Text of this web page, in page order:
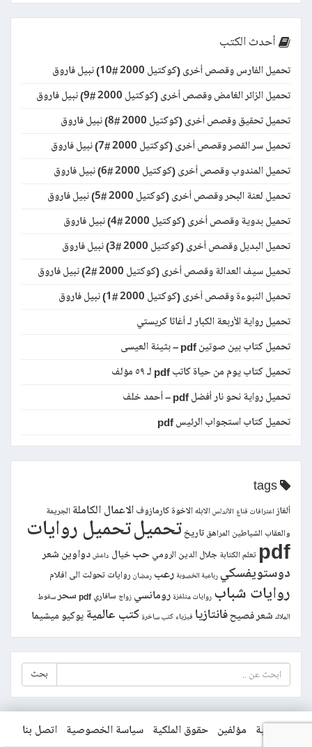
أحدث الكتب
تحميل الفارس وقصص أخرى (كوكتيل 2000 #10) نبيل فاروق
تحميل الزائر الغامض وقصص أخرى (كوكتيل 2000 #9) نبيل فاروق
تحميل تحقيق وقصص أخرى (كوكتيل 2000 #8) نبيل فاروق
تحميل سر القصر وقصص أخرى (كوكتيل 2000 #7) نبيل فاروق
تحميل المندوب وقصص أخرى (كوكتيل 2000 #6) نبيل فاروق
تحميل لعنة البحر وقصص أخرى (كوكتيل 2000 #5) نبيل فاروق
تحميل بدوية وقصص أخرى (كوكتيل 2000 #4) نبيل فاروق
تحميل البديل وقصص أخرى (كوكتيل 2000 #3) نبيل فاروق
تحميل سيف العدالة وقصص أخرى (كوكتيل 2000 #2) نبيل فاروق
تحميل النبوءة وقصص أخرى (كوكتيل 2000 #1) نبيل فاروق
تحميل رواية الأربعة الكبار لـ أغاثا كريستي
تحميل كتاب بين صوتين pdf – بثينة العيسى
تحميل كتاب يوم من حياة كاتب pdf لـ ٥٩ مؤلف
تحميل رواية نحو نار أفضل pdf – أحمد خلف
تحميل كتاب استجواب الرئيس pdf
ألغاز اعترافات قناع الأندلس الابلهالاخوة كارمازوف الاعمال الكاملة الجريمة
والعقاب الشياطين المراهق تاريختحميلتحميل روايات
pdf تعلم الكتابة جلال الدين الرومي حب خيال داعش دواوين شعر
دوستويفسكي رباعية الخصوبة رعب رمضان روايات تحولت الى افلام
روايات شباب روايات متلفزة رومانسي زواج سافاري pdf سحر سقوط
الملاك شعر فصيحفانتازيا فيزياء كتب ساخرة كتب عالمية يوكيو ميشيما
بحث
الرئيسية مؤلفين حقوق الملكية سياسة الخصوصية اتصل بنا